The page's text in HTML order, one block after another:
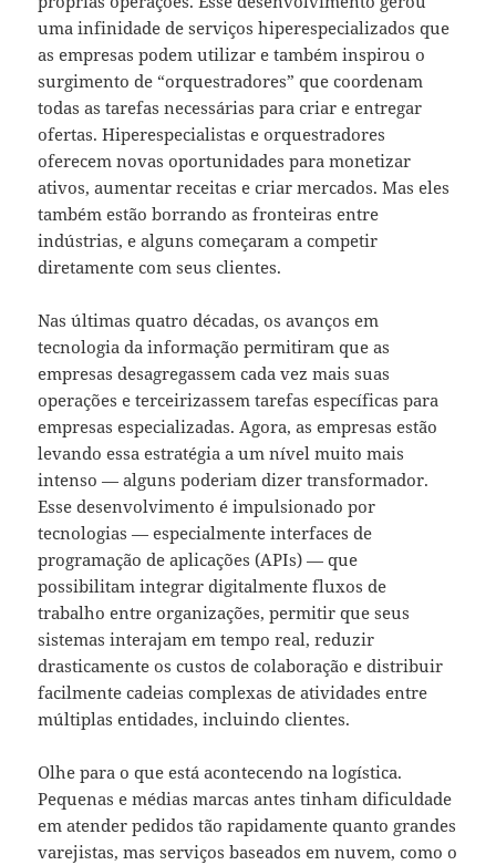
uma infinidade de serviços hiperespecializados que
as empresas podem utilizar e também inspirou o
surgimento de “orquestradores” que coordenam
todas as tarefas necessárias para criar e entregar
ofertas. Hiperespecialistas e orquestradores
oferecem novas oportunidades para monetizar
ativos, aumentar receitas e criar mercados. Mas eles
também estão borrando as fronteiras entre
indústrias, e alguns começaram a competir
diretamente com seus clientes.
Nas últimas quatro décadas, os avanços em
tecnologia da informação permitiram que as
empresas desagregassem cada vez mais suas
operações e terceirizassem tarefas específicas para
empresas especializadas. Agora, as empresas estão
levando essa estratégia a um nível muito mais
intenso — alguns poderiam dizer transformador.
Esse desenvolvimento é impulsionado por
tecnologias — especialmente interfaces de
programação de aplicações (APIs) — que
possibilitam integrar digitalmente fluxos de
trabalho entre organizações, permitir que seus
sistemas interajam em tempo real, reduzir
drasticamente os custos de colaboração e distribuir
facilmente cadeias complexas de atividades entre
múltiplas entidades, incluindo clientes.
Olhe para o que está acontecendo na logística.
Pequenas e médias marcas antes tinham dificuldade
em atender pedidos tão rapidamente quanto grandes
varejistas, mas serviços baseados em nuvem, como o